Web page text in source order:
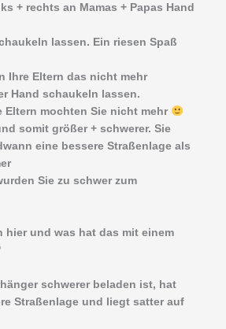
+ rechts an Mamas + Papas Hand
lassen. Ein riesen Spaß
Ihre Eltern das nicht mehr
Hand schaukeln lassen.
Eltern mochten Sie nicht mehr
somit größer + schwerer. Sie
eine bessere Straßenlage als
Sie zu schwer zum
hier und was hat das mit einem
schwerer beladen ist, hat
Straßenlage und liegt satter auf